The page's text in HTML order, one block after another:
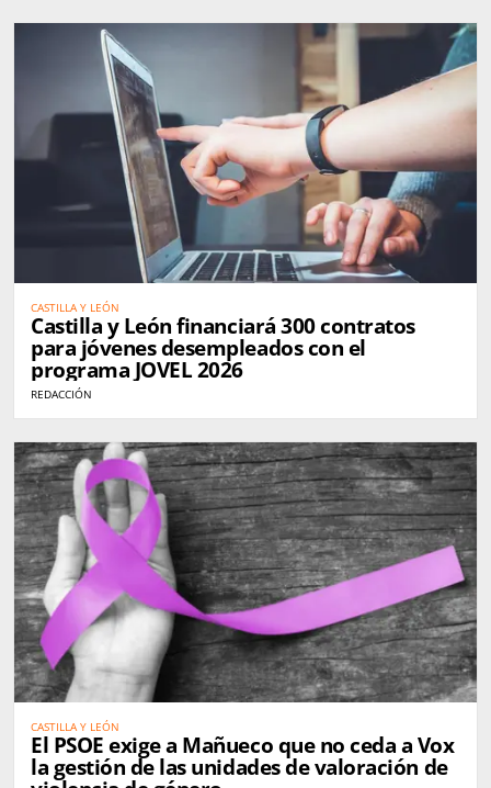
CASTILLA Y LEÓN
Castilla y León financiará 300 contratos
para jóvenes desempleados con el
programa JOVEL 2026
REDACCIÓN
CASTILLA Y LEÓN
El PSOE exige a Mañueco que no ceda a Vox
la gestión de las unidades de valoración de